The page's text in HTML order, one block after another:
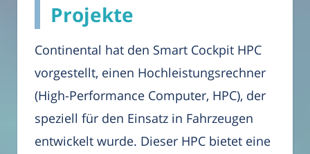
Projekte
Continental hat den Smart Cockpit HPC
vorgestellt, einen Hochleistungsrechner
(High-Performance Computer, HPC), der
speziell für den Einsatz in Fahrzeugen
entwickelt wurde. Dieser HPC bietet eine